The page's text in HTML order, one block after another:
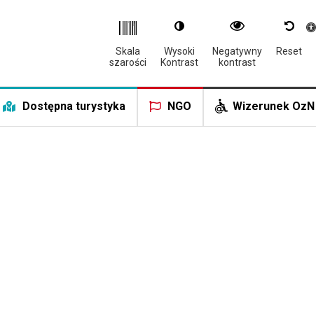
Skala
szarości
Wysoki
Kontrast
Negatywny
kontrast
Reset
Dostępna turystyka NGO Wizerunek OzN